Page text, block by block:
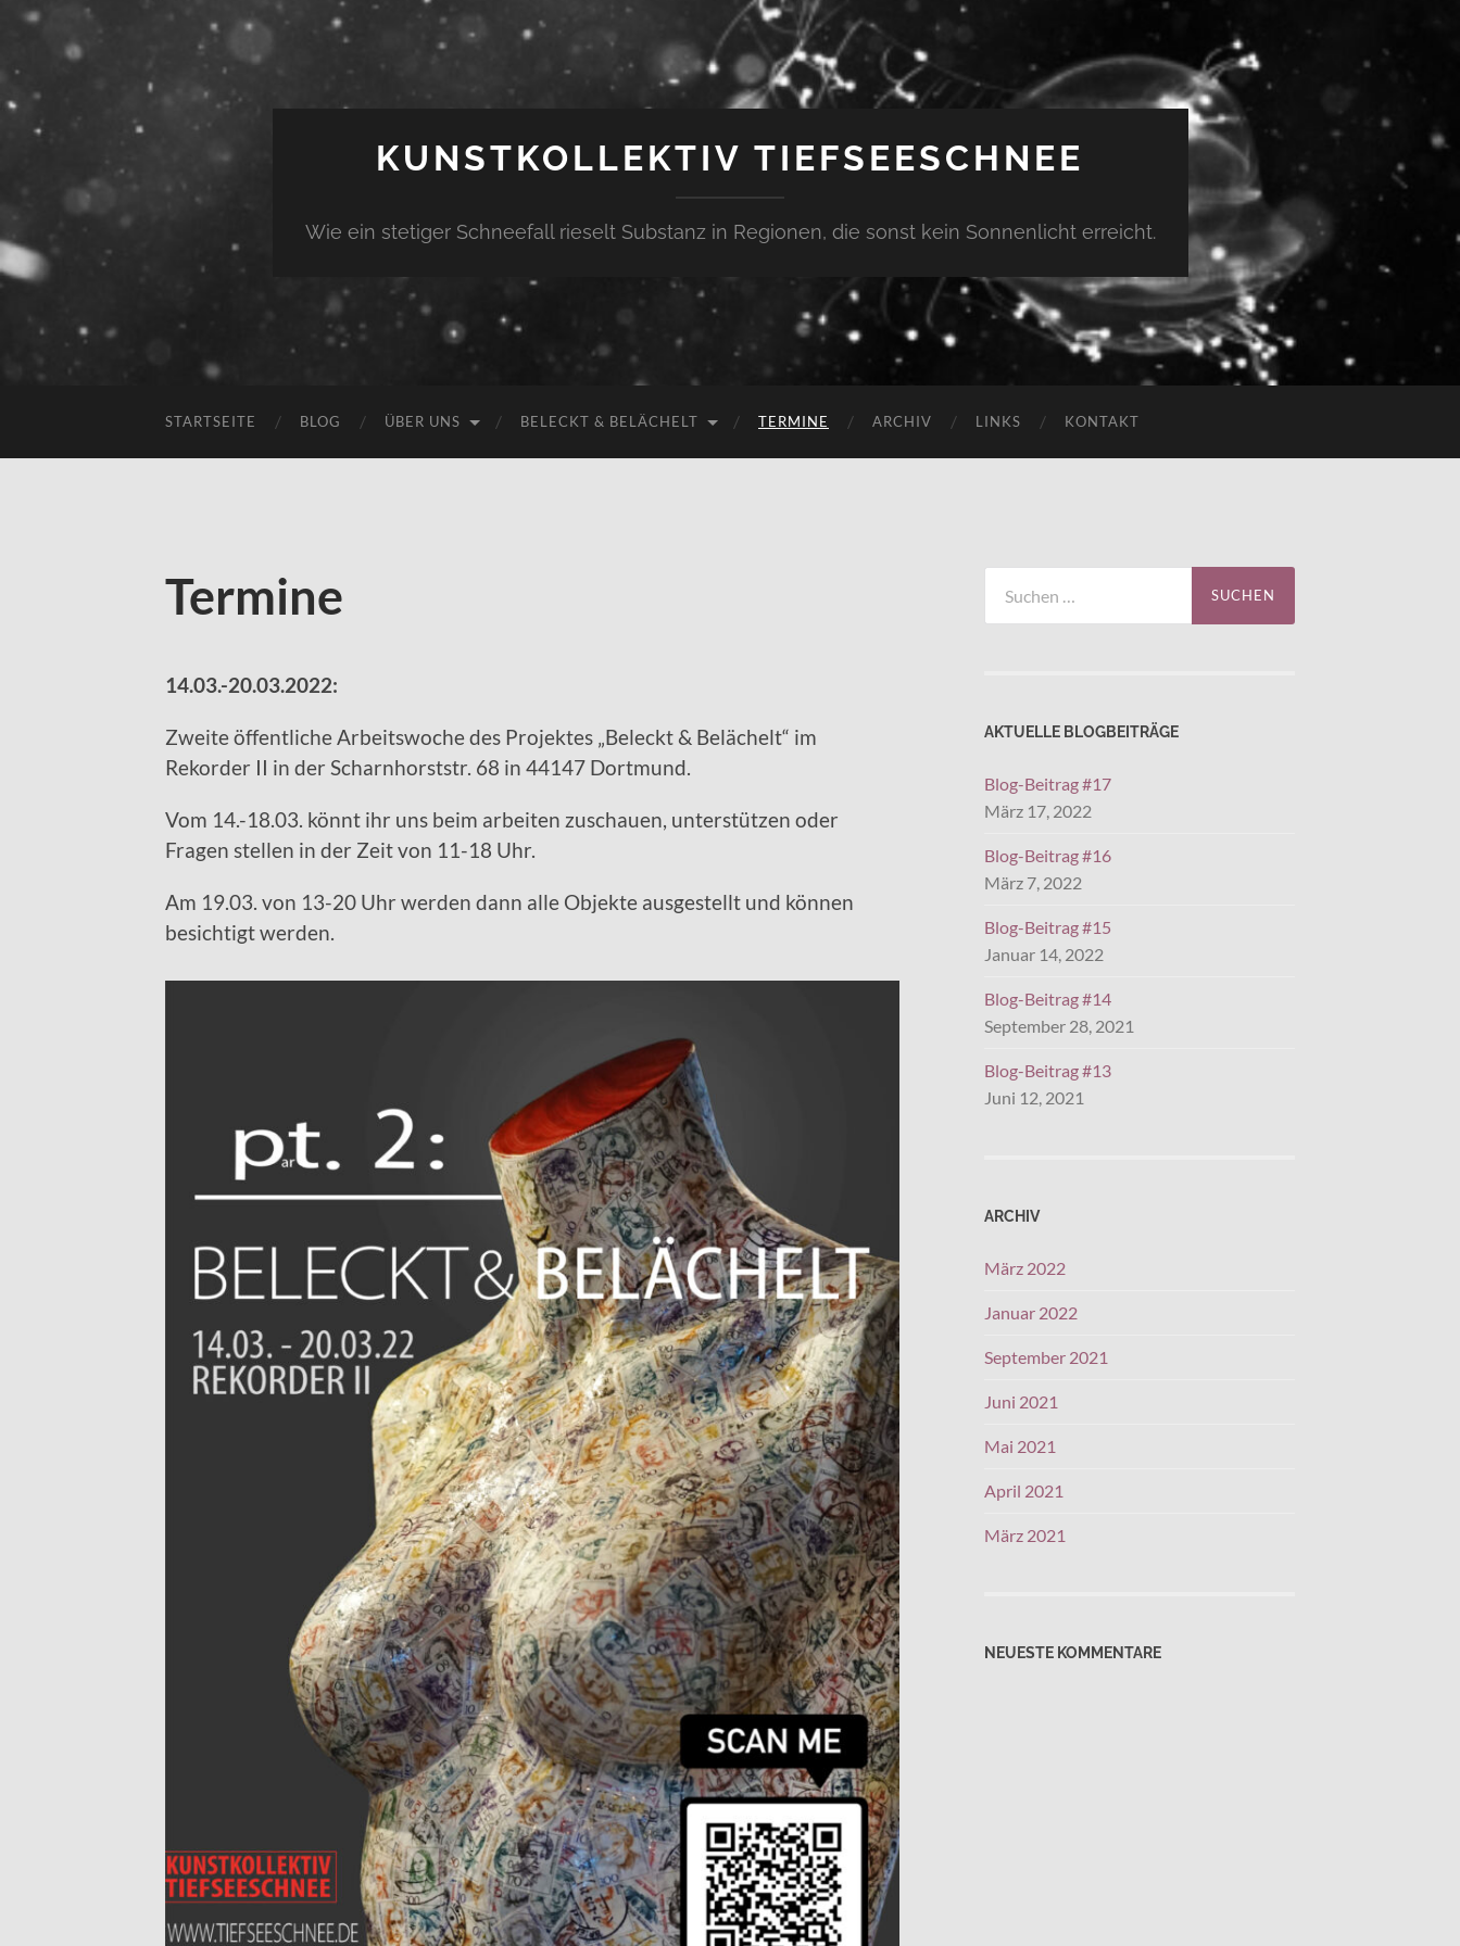
KUNSTKOLLEKTIV TIEFSEESCHNEE
Wie ein stetiger Schneefall rieselt Substanz in Regionen, die sonst kein Sonnenlicht erreicht.
STARTSEITE BLOG ÜBER UNS BELECKT & BELÄCHELT TERMINE ARCHIV LINKS KONTAKT
Termine
14.03.-20.03.2022:
Zweite öffentliche Arbeitswoche des Projektes „Beleckt & Belächelt“ im
Rekorder II in der Scharnhorststr. 68 in 44147 Dortmund.
Vom 14.-18.03. könnt ihr uns beim arbeiten zuschauen, unterstützen oder
Fragen stellen in der Zeit von 11-18 Uhr.
Am 19.03. von 13-20 Uhr werden dann alle Objekte ausgestellt und können
besichtigt werden.
nach:
AKTUELLE BLOGBEITRÄGE
Blog-Beitrag #17
März 17, 2022
Blog-Beitrag #16
März 7, 2022
Blog-Beitrag #15
Januar 14, 2022
Blog-Beitrag #14
September 28, 2021
Blog-Beitrag #13
Juni 12, 2021
ARCHIV
März 2022
Januar 2022
September 2021
Juni 2021
Mai 2021
April 2021
März 2021
NEUESTE KOMMENTARE